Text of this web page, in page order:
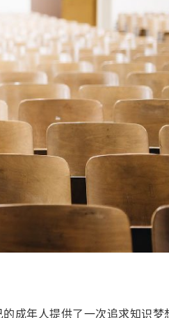
成年人提供了一次追求知识梦